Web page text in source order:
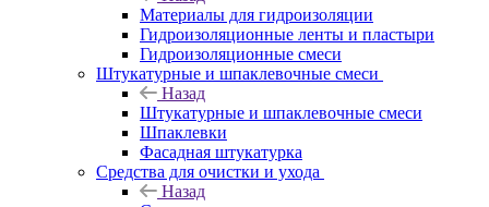
Материалы для гидроизоляции
Гидроизоляционные ленты и пластыри
Гидроизоляционные смеси
Штукатурные и шпаклевочные смеси
Назад
Штукатурные и шпаклевочные смеси
Шпаклевки
Фасадная штукатурка
Средства для очистки и ухода
Назад